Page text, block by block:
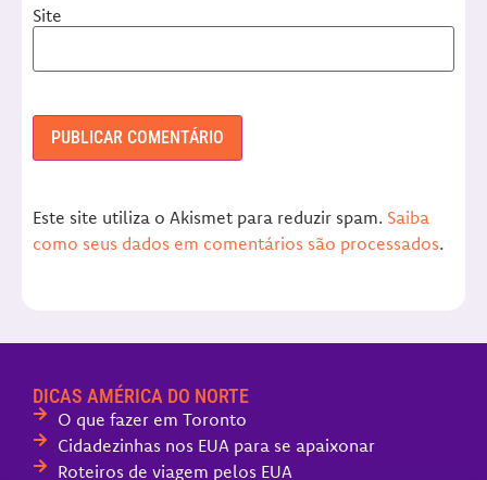
Site
Este site utiliza o Akismet para reduzir spam. Saiba
como seus dados em comentários são processados.
DICAS AMÉRICA DO NORTE
O que fazer em Toronto
Cidadezinhas nos EUA para se apaixonar
Roteiros de viagem pelos EUA